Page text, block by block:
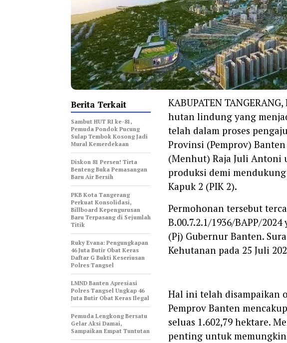
KABUPATEN TANGERANG,
hutan lindung yang
telah dalam proses
Provinsi (Pemprov)
(Menhut) Raja Juli Antoni
produksi demi
Kapuk 2 (PIK 2).
Permohonan tersebut
B.00.7.2.1/1936/BAPP/
(Pj) Gubernur Banten.
Kehutanan pada 25 Juli
Hal ini telah disampaikan
Pemprov Banten
seluas 1.602,79 hektare.
penting untuk
Berita Terkait
Sambut HUT RI ke-81,
Pemuda Pondok Pucung
Sulap Tembok Kosong Jadi
Mural Kemerdekaan
Diskon 81 Persen! Tirta
Benteng Buka Pemasangan
Baru Air Bersih
‎PKB Kota Tangerang
Perkuat Konsolidasi,
Billboard Kepengurusan
Baru Terpasang di Sejumlah
Titik ‎
‎Ruky Evana: Pengungkapan
46 Juta Butir Obat Keras
Daftar G Bukti Keseriusan
Polres Tangsel
LMND Banten Apresiasi
Polres Tangsel Ungkap 46
Juta Butir Obat Keras Ilegal
Pemuda Lengkong Bersatu
Gelar Aksi Damai,
Sampaikan Empat Tuntutan